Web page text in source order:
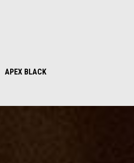
APEX BLACK